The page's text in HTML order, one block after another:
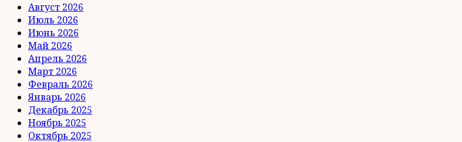
Август 2026
Июль 2026
Июнь 2026
Май 2026
Апрель 2026
Март 2026
Февраль 2026
Январь 2026
Декабрь 2025
Ноябрь 2025
Октябрь 2025